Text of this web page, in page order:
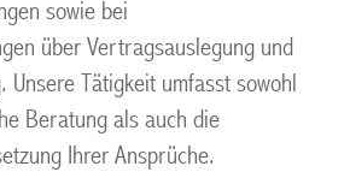
sowie bei
über Vertragsauslegung und
Unsere Tätigkeit umfasst sowohl
Beratung als auch die
Ihrer Ansprüche.